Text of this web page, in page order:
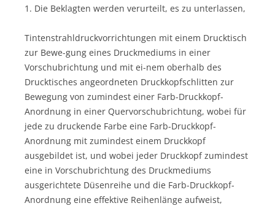
1. Die Beklagten werden verurteilt, es zu unterlassen,
Tintenstrahldruckvorrichtungen mit einem Drucktisch
zur Bewe-gung eines Druckmediums in einer
Vorschubrichtung und mit ei-nem oberhalb des
Drucktisches angeordneten Druckkopfschlitten zur
Bewegung von zumindest einer Farb-Druckkopf-
Anordnung in einer Quervorschubrichtung, wobei für
jede zu druckende Farbe eine Farb-Druckkopf-
Anordnung mit zumindest einem Druckkopf
ausgebildet ist, und wobei jeder Druckkopf zumindest
eine in Vorschubrichtung des Druckmediums
ausgerichtete Düsenreihe und die Farb-Druckkopf-
Anordnung eine effektive Reihenlänge aufweist,